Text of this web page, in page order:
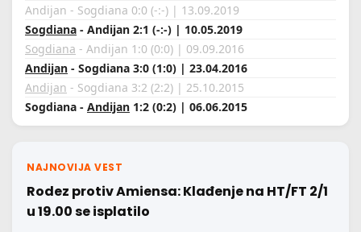
Andijan - Sogdiana 0:0 (-:-) | 13.09.2019
Sogdiana - Andijan 2:1 (-:-) | 10.05.2019
Sogdiana - Andijan 1:0 (0:0) | 09.09.2016
Andijan - Sogdiana 3:0 (1:0) | 23.04.2016
Andijan - Sogdiana 3:2 (2:2) | 25.10.2015
Sogdiana - Andijan 1:2 (0:2) | 06.06.2015
NAJNOVIJA VEST
Rodez protiv Amiensa: Klađenje na HT/FT 2/1
u 19.00 se isplatilo